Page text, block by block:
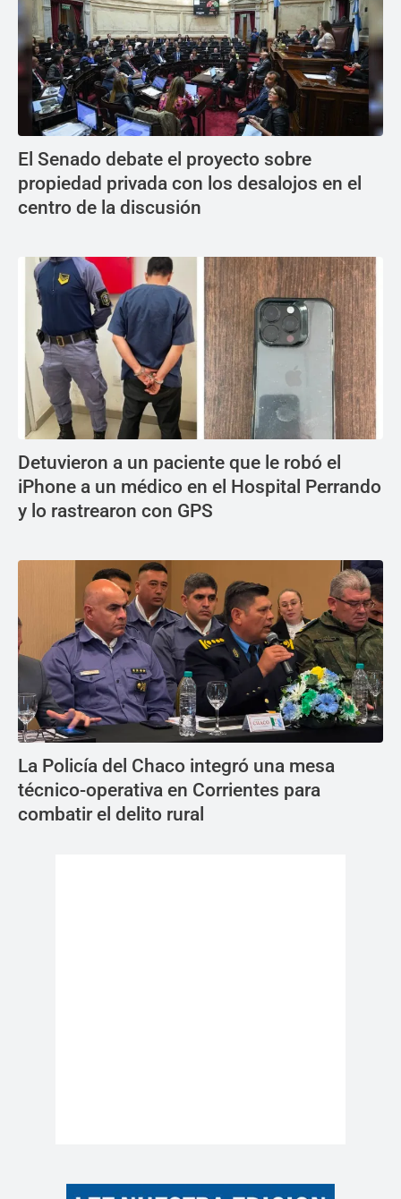
El Senado debate el proyecto sobre
propiedad privada con los desalojos en el
centro de la discusión
Detuvieron a un paciente que le robó el
iPhone a un médico en el Hospital Perrando
y lo rastrearon con GPS
La Policía del Chaco integró una mesa
técnico-operativa en Corrientes para
combatir el delito rural